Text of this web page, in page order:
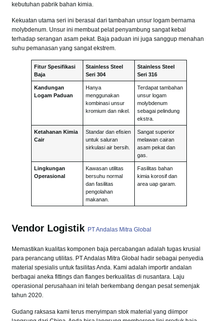
kebutuhan pabrik bahan kimia.
Kekuatan utama seri ini berasal dari tambahan unsur logam bernama
molybdenum. Unsur ini membuat pelat penyambung sangat kebal
terhadap serangan asam pekat. Baja paduan ini juga sanggup menahan
suhu pemanasan yang sangat ekstrem.
Fitur Spesifikasi
Baja
Stainless Steel
Seri 304
Stainless Steel
Seri 316
Kandungan
Logam Paduan
Hanya
menggunakan
kombinasi unsur
kromium dan nikel.
Terdapat tambahan
unsur logam
molybdenum
sebagai pelindung
ekstra.
Ketahanan Kimia
Cair
Standar dan efisien
untuk saluran
sirkulasi air bersih.
Sangat superior
melawan cairan
asam pekat dan
gas.
Lingkungan
Operasional
Kawasan utilitas
bersuhu normal
dan fasilitas
pengolahan
makanan.
Fasilitas bahan
kimia korosif dan
area uap garam.
Vendor Logistik PT Andalas Mitra Global
Memastikan kualitas komponen baja percabangan adalah tugas krusial
para perancang utilitas. PT Andalas Mitra Global hadir sebagai penyedia
material spesialis untuk fasilitas Anda. Kami adalah importir andalan
berbagai aneka fittings dan flanges berkualitas di nusantara. Laju
operasional perusahaan ini telah berkembang dengan pesat semenjak
tahun 2020.
Gudang raksasa kami terus menyimpan stok material yang diimpor